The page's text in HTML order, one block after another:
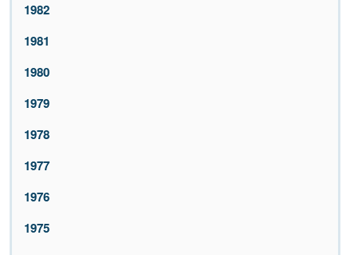
1982
1981
1980
1979
1978
1977
1976
1975